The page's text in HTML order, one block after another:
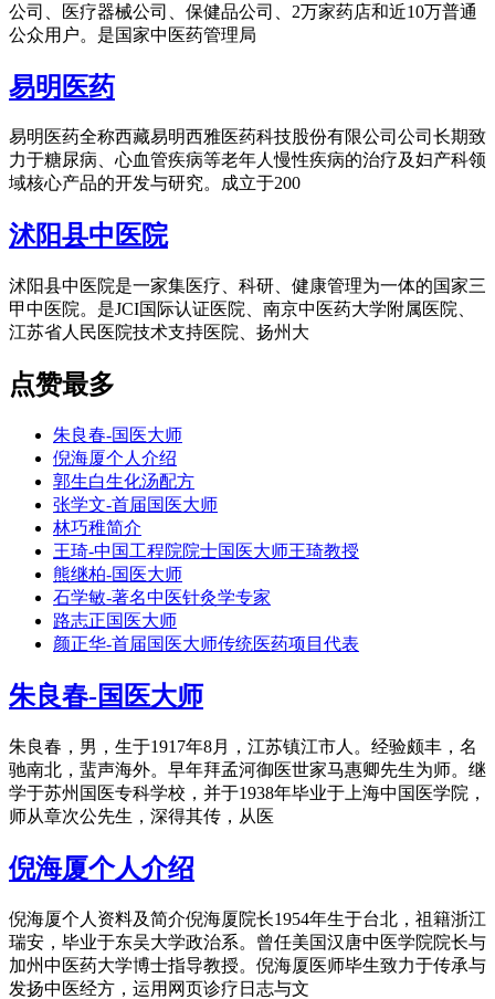
公司、医疗器械公司、保健品公司、2万家药店和近10万普通
公众用户。是国家中医药管理局
易明医药
易明医药全称西藏易明西雅医药科技股份有限公司公司长期致
力于糖尿病、心血管疾病等老年人慢性疾病的治疗及妇产科领
域核心产品的开发与研究。成立于200
沭阳县中医院
沭阳县中医院是一家集医疗、科研、健康管理为一体的国家三
甲中医院。是JCI国际认证医院、南京中医药大学附属医院、
江苏省人民医院技术支持医院、扬州大
点赞最多
朱良春-国医大师
倪海厦个人介绍
郭生白生化汤配方
张学文-首届国医大师
林巧稚简介
王琦-中国工程院院士国医大师王琦教授
熊继柏-国医大师
石学敏-著名中医针灸学专家
路志正国医大师
颜正华-首届国医大师传统医药项目代表
朱良春-国医大师
朱良春，男，生于1917年8月，江苏镇江市人。经验颇丰，名
驰南北，蜚声海外。早年拜孟河御医世家马惠卿先生为师。继
学于苏州国医专科学校，并于1938年毕业于上海中国医学院，
师从章次公先生，深得其传，从医
倪海厦个人介绍
倪海厦个人资料及简介倪海厦院长1954年生于台北，祖籍浙江
瑞安，毕业于东吴大学政治系。曾任美国汉唐中医学院院长与
加州中医药大学博士指导教授。倪海厦医师毕生致力于传承与
发扬中医经方，运用网页诊疗日志与文